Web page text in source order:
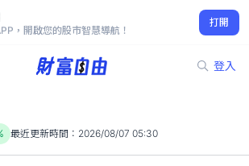
，開啟您的股市智慧導航！
打開
登入
59.50
-3.87%
最近更新時間： 2026/08/07 05:30